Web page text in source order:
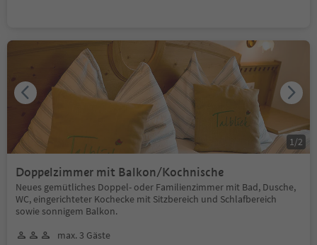
Doppelzimmer mit Balkon/Kochnische
Neues gemütliches Doppel- oder Familienzimmer mit Bad, Dusche,
WC, eingerichteter Kochecke mit Sitzbereich und Schlafbereich
sowie sonnigem Balkon.
max. 3 Gäste
1 /2